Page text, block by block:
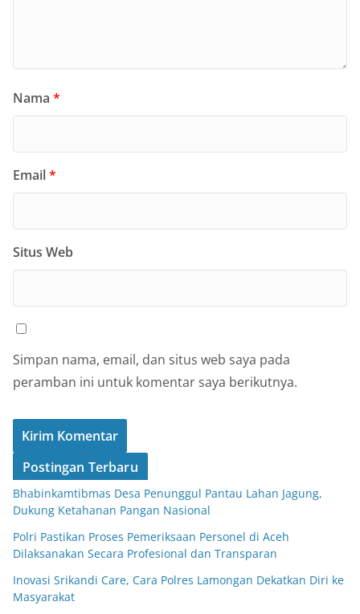
Nama *
Email*
Situs Web
Simpan nama, email, dan situs web saya pada
peramban ini untuk komentar saya berikutnya.
Postingan Terbaru
Bhabinkamtibmas Desa Penunggul Pantau Lahan Jagung,
Dukung Ketahanan Pangan Nasional
Polri Pastikan Proses Pemeriksaan Personel di Aceh
Dilaksanakan Secara Profesional dan Transparan
Inovasi Srikandi Care, Cara Polres Lamongan Dekatkan Diri ke
Masyarakat